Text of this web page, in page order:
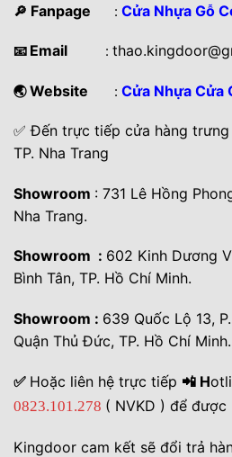
🔎 Fanpage : Cửa Nhựa Gỗ
📧 Email :
🌏Website : Cửa Nhựa Cửa
✅ Đến trực tiếp cửa hàng trưng
TP. Nha Trang
Showroom : 731 Lê Hồng
Nha Trang.
Showroom : 602 Kinh Dương
Bình Tân, TP. Hồ Chí Minh.
Showroom : 639 Quốc Lộ 13,
Quận Thủ Đức, TP. Hồ Chí Minh.
✅ Hoặc liên hệ trực tiếp 📲 H
0823.101.278 ( NVKD ) để được
Kingdoor cam kết sẽ đổi trả